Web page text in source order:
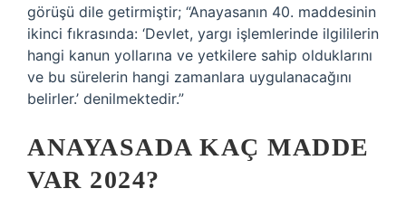
görüşü dile getirmiştir; “Anayasanın 40. maddesinin
ikinci fıkrasında: ‘Devlet, yargı işlemlerinde ilgililerin
hangi kanun yollarına ve yetkilere sahip olduklarını
ve bu sürelerin hangi zamanlara uygulanacağını
belirler.’ denilmektedir.”
ANAYASADA KAÇ MADDE
VAR 2024?